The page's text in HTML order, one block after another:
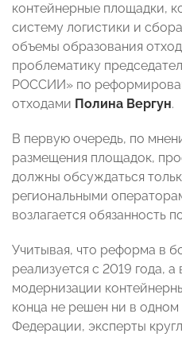
контейнерные площадки,
систему логистики и
объемы образования
проблематику
РОССИИ» по
отходами Полина Вергун.
В первую очередь, по
размещения площадок,
должны обсуждаться
региональными
возлагается обязанность
Учитывая, что реформа в
реализуется с 2019 года,
модернизации
конца не решен ни в
Федерации, эксперты